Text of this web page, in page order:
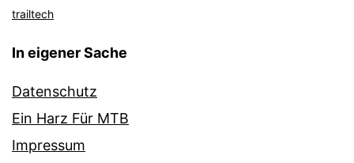
trailtech
In eigener Sache
Datenschutz
Ein Harz Für MTB
Impressum